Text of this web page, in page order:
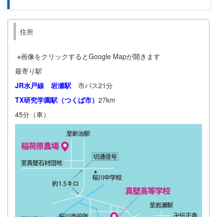
住所
※画像をクリックするとGoogle Mapが開きます
最寄り駅
JR水戸線 岩瀬駅 市バス21分
TX研究学園駅（つくば市） 27km
45分（車）